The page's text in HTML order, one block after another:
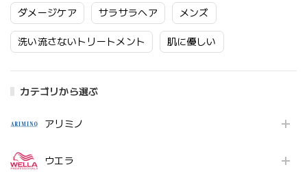
ダメージケア サラサラヘア メンズ
洗い流さないトリートメント 肌に優しい
カテゴリから選ぶ
アリミノ
ウエラ